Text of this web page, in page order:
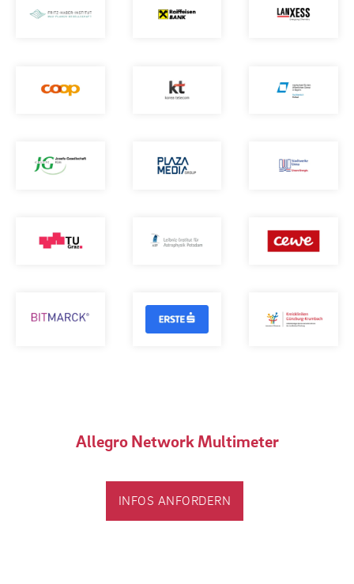
Allegro Network Multimeter
INFOS ANFORDERN